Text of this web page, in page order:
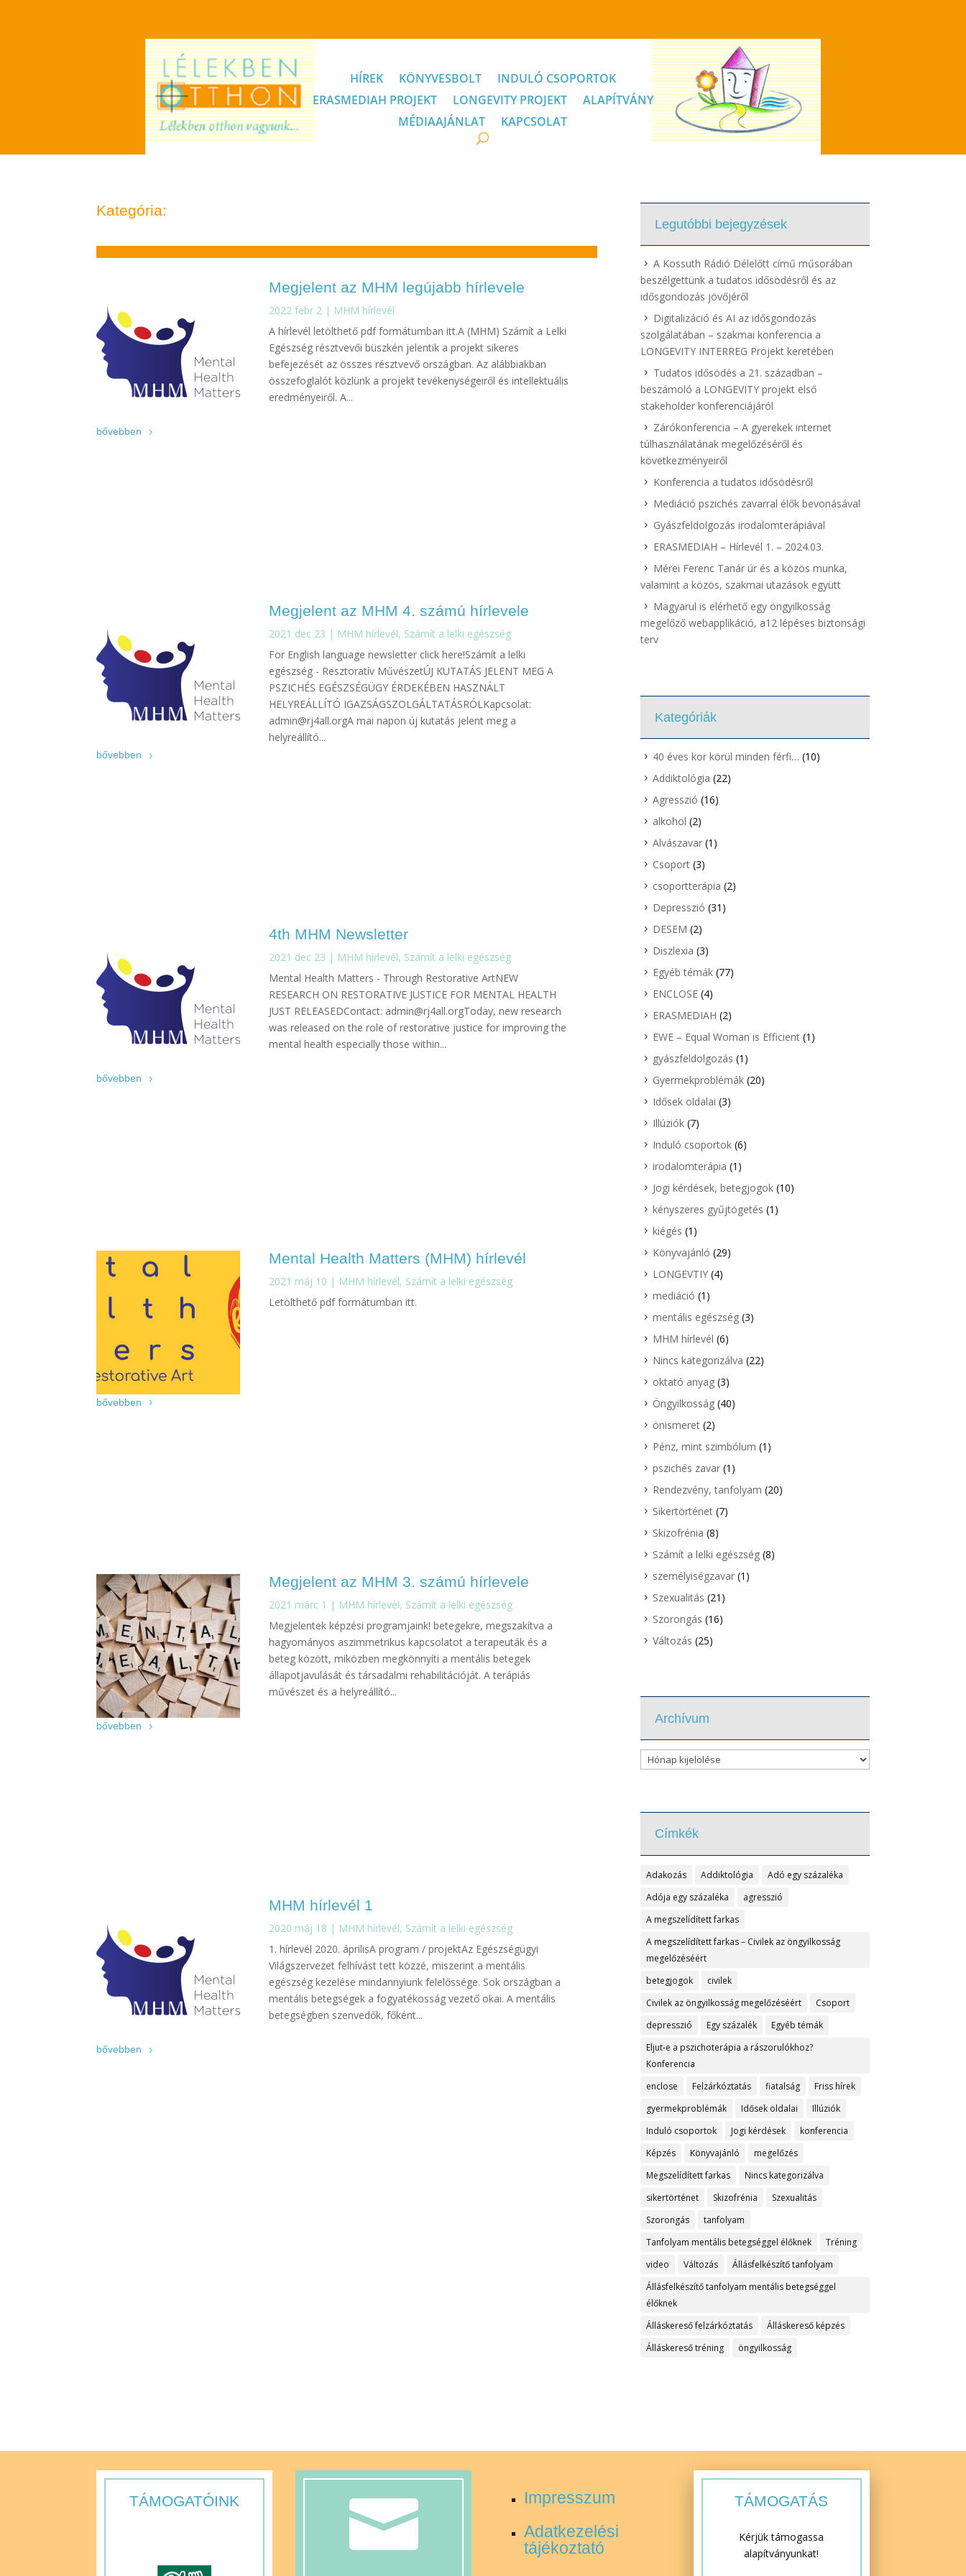
HÍREK KÖNYVESBOLT
INDULÓ CSOPORTOK
ERASMEDIAH PROJEKT
LONGEVITY PROJEKT
ALAPÍTVÁNY
MÉDIAAJÁNLAT
KAPCSOLAT
Kategória:
Megjelent az MHM legújabb hírlevele
2022 febr 2 | MHM hírlevél
A hírlevél letölthető pdf formátumban itt.A (MHM) Számít a Lelki
Egészség résztvevői büszkén jelentik a projekt sikeres
befejezését az összes résztvevő országban. Az alábbiakban
összefoglalót közlünk a projekt tevékenységeiről és intellektuális
eredményeiről. A...
bővebben
Megjelent az MHM 4. számú hírlevele
2021 dec 23 | MHM hírlevél, Számít a lelki egészség
For English language newsletter click here!Számít a lelki
egészség - Resztoratív MűvészetÚJ KUTATÁS JELENT MEG A
PSZICHÉS EGÉSZSÉGÜGY ÉRDEKÉBEN HASZNÁLT
HELYREÁLLÍTÓ IGAZSÁGSZOLGÁLTATÁSRÓLKapcsolat:
admin@rj4all.orgA mai napon új kutatás jelent meg a
helyreállító...
bővebben
4th MHM Newsletter
2021 dec 23 | MHM hírlevél, Számít a lelki egészség
Mental Health Matters - Through Restorative ArtNEW
RESEARCH ON RESTORATIVE JUSTICE FOR MENTAL HEALTH
JUST RELEASEDContact: admin@rj4all.orgToday, new research
was released on the role of restorative justice for improving the
mental health especially those within...
bővebben
Mental Health Matters (MHM) hírlevél
2021 máj 10 | MHM hírlevél, Számít a lelki egészség
Letölthető pdf formátumban itt.
bővebben
Megjelent az MHM 3. számú hírlevele
2021 márc 1 | MHM hírlevél, Számít a lelki egészség
Megjelentek képzési programjaink! betegekre, megszakítva a
hagyományos aszimmetrikus kapcsolatot a terapeuták és a
beteg között, miközben megkönnyíti a mentális betegek
állapotjavulását és társadalmi rehabilitációját. A terápiás
művészet és a helyreállító...
bővebben
MHM hírlevél 1
2020 máj 18 | MHM hírlevél, Számít a lelki egészség
1. hírlevél 2020. áprilisA program / projektAz Egészségügyi
Világszervezet felhívást tett közzé, miszerint a mentális
egészség kezelése mindannyiunk felelőssége. Sok országban a
mentális betegségek a fogyatékosság vezető okai. A mentális
betegségben szenvedők, főként...
bővebben
Legutóbbi bejegyzések
A Kossuth Rádió Délelőtt című műsorában
beszélgettünk a tudatos idősödésről és az
idősgondozás jövőjéről
Digitalizáció és AI az idősgondozás
szolgálatában – szakmai konferencia a
LONGEVITY INTERREG Projekt keretében
Tudatos idősödés a 21. században –
beszámoló a LONGEVITY projekt első
stakeholder konferenciájáról
Zárókonferencia – A gyerekek internet
túlhasználatának megelőzéséről és
következményeiről
Konferencia a tudatos idősödésről
Mediáció pszichés zavarral élők bevonásával
Gyászfeldolgozás irodalomterápiával
ERASMEDIAH – Hírlevél 1. – 2024.03.
Mérei Ferenc Tanár úr és a közös munka,
valamint a közös, szakmai utazások együtt
Magyarul is elérhető egy öngyilkosság
megelőző webapplikáció, a12 lépéses biztonsági
terv
Kategóriák
40 éves kor körül minden férfi… (10)
Addiktológia (22)
Agresszió (16)
alkohol (2)
Alvászavar(1)
Csoport(3)
csoportterápia (2)
Depresszió (31)
DESEM (2)
Diszlexia (3)
Egyéb témák(77)
ENCLOSE(4)
ERASMEDIAH (2)
EWE – Equal Woman is Efficient(1)
gyászfeldolgozás (1)
Gyermekproblémák(20)
Idősek oldalai (3)
Illúziók(7)
Induló csoportok(6)
irodalomterápia (1)
Jogi kérdések, betegjogok(10)
kényszeres gyűjtögetés (1)
kiégés (1)
Könyvajánló (29)
LONGEVTIY(4)
mediáció (1)
mentális egészség(3)
MHM hírlevél (6)
Nincs kategorizálva (22)
oktató anyag(3)
Öngyilkosság(40)
önismeret(2)
Pénz, mint szimbólum (1)
pszichés zavar(1)
Rendezvény, tanfolyam (20)
Sikertörténet(7)
Skizofrénia (8)
Számít a lelki egészség(8)
személyiségzavar(1)
Szexualitás (21)
Szorongás (16)
Változás (25)
Archívum
Archívum
Címkék
Adakozás Addiktológia
Adó egy százaléka
Adója egy százaléka
agresszió
A megszelídített farkas
A megszelídített farkas – Civilek az öngyilkosság
megelőzéséért
betegjogok
civilek
Civilek az öngyilkosság megelőzéséért
Csoport
depresszió
Egy százalék
Egyéb témák
Eljut-e a pszichoterápia a rászorulókhoz?
Konferencia
enclose
Felzárkóztatás fiatalság
Friss hírek
gyermekproblémák
Idősek oldalai
Illúziók
Induló csoportok
Jogi kérdések
konferencia
Képzés
Könyvajánló
megelőzés
Megszelídített farkas
Nincs kategorizálva
sikertörténet
Skizofrénia
Szexualitás
Szorongás
tanfolyam
Tanfolyam mentális betegséggel élőknek
Tréning
video
Változás
Állásfelkészítő tanfolyam
Állásfelkészítő tanfolyam mentális betegséggel
élőknek
Álláskereső felzárkóztatás
Álláskereső képzés
Álláskereső tréning
öngyilkosság
TÁMOGATÓINK 
Impresszum
Adatkezelési
tájékoztató
TÁMOGATÁS
Kérjük támogassa
alapítványunkat!